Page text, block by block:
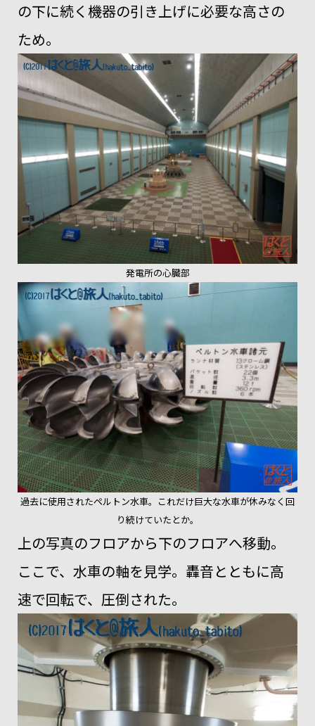
の下に続く機器の引き上げに必要な高さの
ため。
発電所の心臓部
過去に使用されたペルトン水車。これだけ巨大な水車が休みなく回
り続けていたとか。
上の写真のフロアから下のフロアへ移動。
ここで、水車の軸を見学。轟音とともに高
速で回転で、圧倒された。